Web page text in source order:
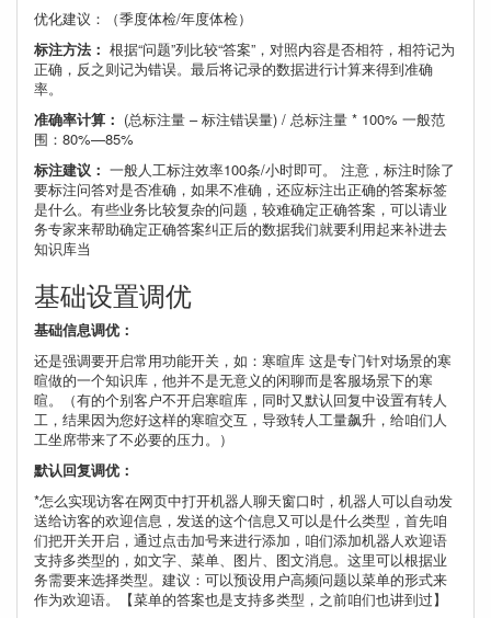
优化建议：（季度体检/年度体检）
标注方法： 根据“问题”列比较“答案”，对照内容是否相符，相符记为
正确，反之则记为错误。最后将记录的数据进行计算来得到准确
率。
准确率计算： (总标注量 – 标注错误量) / 总标注量 * 100% 一般范
围：80%—85%
标注建议： 一般人工标注效率100条/小时即可。 注意，标注时除了
要标注问答对是否准确，如果不准确，还应标注出正确的答案标签
是什么。有些业务比较复杂的问题，较难确定正确答案，可以请业
务专家来帮助确定正确答案纠正后的数据我们就要利用起来补进去
知识库当
基础设置调优
基础信息调优：
还是强调要开启常用功能开关，如：寒暄库 这是专门针对场景的寒
暄做的一个知识库，他并不是无意义的闲聊而是客服场景下的寒
暄。（有的个别客户不开启寒暄库，同时又默认回复中设置有转人
工，结果因为您好这样的寒暄交互，导致转人工量飙升，给咱们人
工坐席带来了不必要的压力。）
默认回复调优：
*怎么实现访客在网页中打开机器人聊天窗口时，机器人可以自动发
送给访客的欢迎信息，发送的这个信息又可以是什么类型，首先咱
们把开关开启，通过点击加号来进行添加，咱们添加机器人欢迎语
支持多类型的，如文字、菜单、图片、图文消息。这里可以根据业
务需要来选择类型。建议：可以预设用户高频问题以菜单的形式来
作为欢迎语。【菜单的答案也是支持多类型，之前咱们也讲到过】